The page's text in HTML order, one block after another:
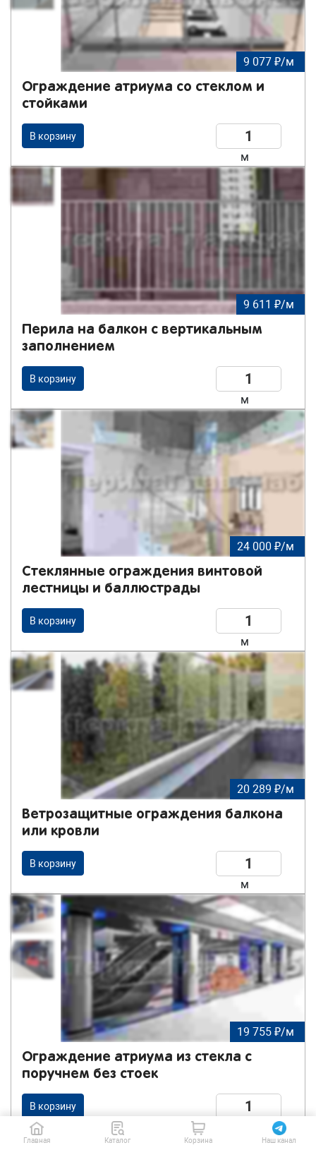
9 077 ₽/м
Ограждение атриума со стеклом и
стойками
В корзину
м
9 611 ₽/м
Перила на балкон с вертикальным
заполнением
В корзину
м
24 000 ₽/м
Стеклянные ограждения винтовой
лестницы и баллюстрады
В корзину
м
20 289 ₽/м
Ветрозащитные ограждения балкона
или кровли
В корзину
м
19 755 ₽/м
Ограждение атриума из стекла с
поручнем без стоек
В корзину
Главная Каталог Корзина Наш канал